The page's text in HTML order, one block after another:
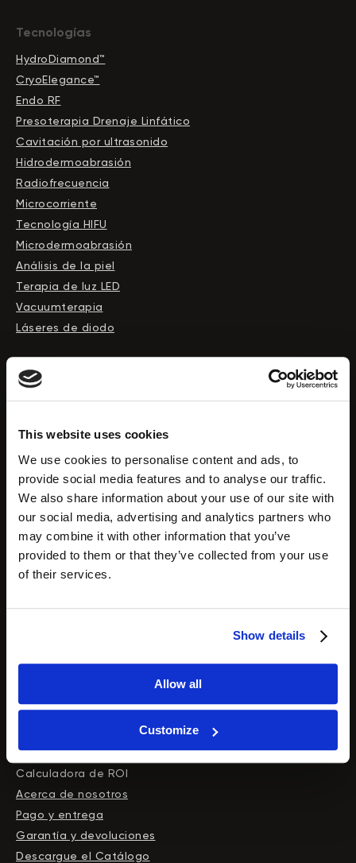
This website uses cookies
We use cookies to personalise content and ads, to
provide social media features and to analyse our traffic.
We also share information about your use of our site with
our social media, advertising and analytics partners who
may combine it with other information that you’ve
provided to them or that they’ve collected from your use
of their services.
Show details
Allow all
Customize
Tecnologías
HydroDiamond™
CryoElegance™
Endo RF
Presoterapia Drenaje Linfático
Cavitación por ultrasonido
Hidrodermoabrasión
Radiofrecuencia
Microcorriente
Tecnología HIFU
Microdermoabrasión
Análisis de la piel
Terapia de luz LED
Vacuumterapia
Láseres de diodo
Tienda
Catálogo
Tecnologías Faciales
Tecnologías Corporales
Láseres
Cosméticos
Dispositivos Portátiles
Sobre nosotros
Blog
Financiación
Calculadora de ROI
Acerca de nosotros
Pago y entrega
Garantía y devoluciones
Descargue el Сatálogo